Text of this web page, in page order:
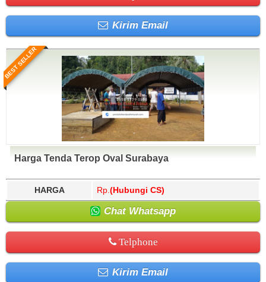
Kirim Email
BEST SELLER
Harga Tenda Terop Oval Surabaya
HARGA Rp. (Hubungi CS)
Chat Whatsapp
Telphone
Kirim Email